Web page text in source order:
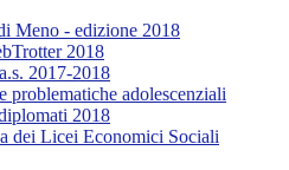
Meno - edizione 2018
2018
2017-2018
problematiche adolescenziali
2018
dei Licei Economici Sociali